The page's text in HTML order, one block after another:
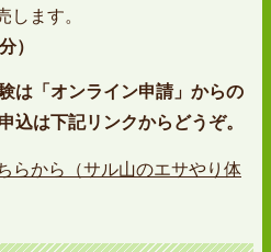
します。
）
は「オンライン申請」からの
込は下記リンクからどうぞ。
らから（サル山のエサやり体